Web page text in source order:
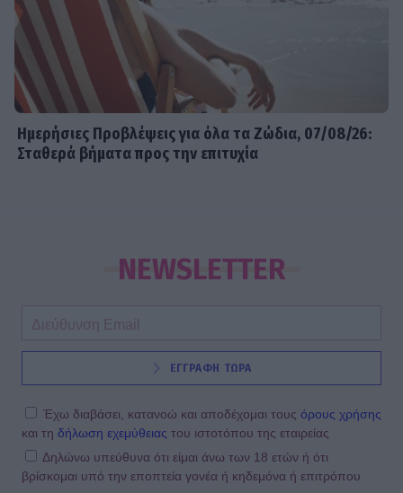
Ημερήσιες Προβλέψεις για όλα τα Ζώδια, 07/08/26:
Σταθερά βήματα προς την επιτυχία
NEWSLETTER
ΕΓΓΡΑΦΗ ΤΩΡΑ
Έχω διαβάσει, κατανοώ και αποδέχομαι τους όρους χρήσης
και τη δήλωση εχεμύθειας του ιστοτόπου της εταιρείας
Δηλώνω υπεύθυνα ότι είμαι άνω των 18 ετών ή ότι
βρίσκομαι υπό την εποπτεία γονέα ή κηδεμόνα ή επιτρόπου